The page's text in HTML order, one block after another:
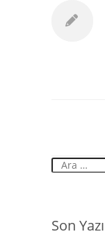
Son